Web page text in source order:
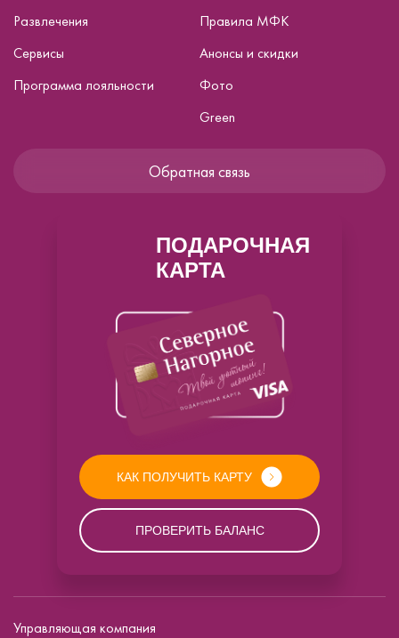
Развлечения
Сервисы
Программа лояльности
Правила МФК
Анонсы и скидки
Фото
Green
Обратная связь
ПОДАРОЧНАЯ
КАРТА
КАК ПОЛУЧИТЬ КАРТУ
ПРОВЕРИТЬ БАЛАНС
Управляющая компания